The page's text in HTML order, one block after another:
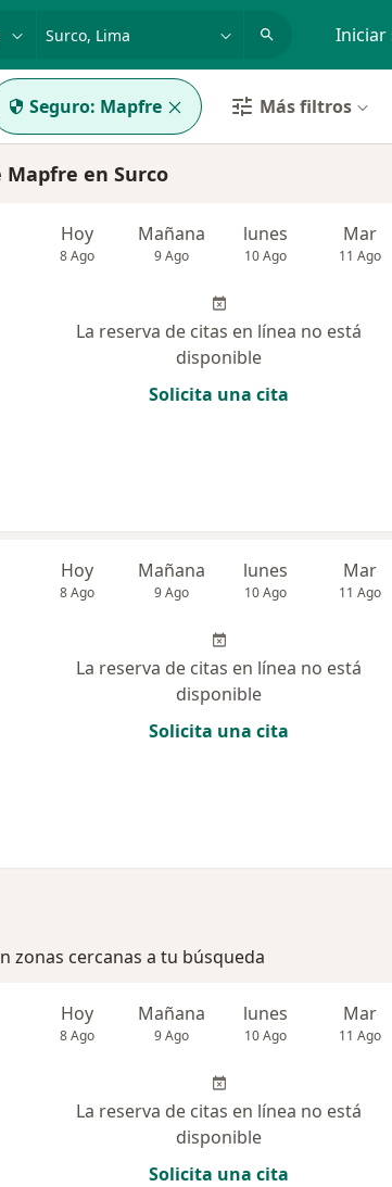
o nombre Iniciar
Seguro: Mapfre Más filtros
en Surco
Hoy
8 Ago
Mañana
9 Ago
lunes
10 Ago
Mar
11 Ago
La reserva de citas en línea no está
disponible
Solicita una cita
Hoy
8 Ago
Mañana
9 Ago
lunes
10 Ago
Mar
11 Ago
La reserva de citas en línea no está
disponible
Solicita una cita
zonas cercanas a tu búsqueda
Hoy
8 Ago
Mañana
9 Ago
lunes
10 Ago
Mar
11 Ago
La reserva de citas en línea no está
disponible
Solicita una cita